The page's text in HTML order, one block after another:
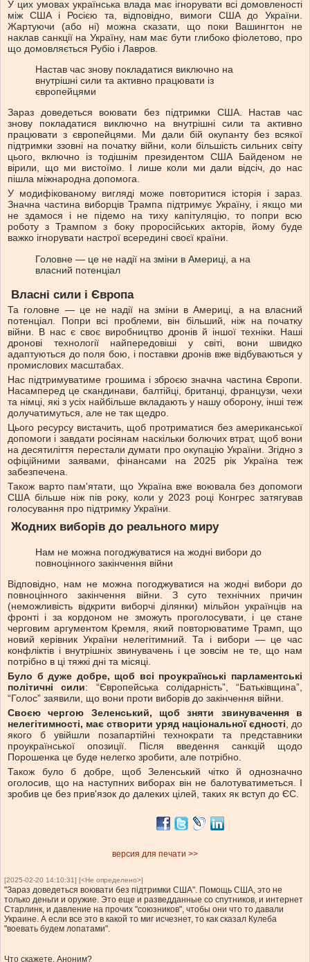
У цих умовах українська влада має ігнорувати всі домовленості
між США і Росією та, відповідно, вимоги США до України.
Жартуючи (або ні) можна сказати, що поки Вашингтон не
наклав санкції на Україну, нам має бути глибоко фіолетово, про
що домовляється Рубіо і Лавров.
Настав час знову покладатися виключно на
внутрішні сили та активно працювати із
європейцями
Зараз доведеться воювати без підтримки США. Настав час
знову покладатися виключно на внутрішні сили та активно
працювати з європейцями. Ми дали бій окупанту без всякої
підтримки ззовні на початку війни, коли більшість сильних світу
цього, включно із тодішнім президентом США Байденом не
вірили, що ми вистоїмо. І лише коли ми дали відсіч, до нас
пішла міжнародна допомога.
У модифікованому вигляді може повторитися історія і зараз.
Значна частина виборців Трампа підтримує Україну, і якщо ми
не здамося і не підемо на тиху капітуляцію, то попри всю
роботу з Трампом з боку проросійських акторів, йому буде
важко ігнорувати настрої всередині своєї країни.
Головне — це не надії на зміни в Америці, а на
власний потенціал
Власні сили і Європа
Та головне — це не надії на зміни в Америці, а на власний
потенціал. Попри всі проблеми, він більший, ніж на початку
війни. В нас є своє виробництво дронів й іншої техніки. Наші
дронові технології найпередовіші у світі, вони швидко
адаптуються до поля бою, і поставки дронів вже відбуваються у
промислових масштабах.
Нас підтримуватиме грошима і зброєю значна частина Європи.
Насамперед це скандинави, балтійці, британці, французи, чехи
та німці, які з усіх найбільше вкладають у нашу оборону, інші теж
долучатимуться, але не так щедро.
Цього ресурсу вистачить, щоб протриматися без американської
допомоги і завдати росіянам наскільки болючих втрат, щоб вони
на десятиліття перестали думати про окупацію України. Згідно з
офіційними заявами, фінансами на 2025 рік Україна теж
забезпечена.
Також варто пам'ятати, що Україна вже воювала без допомоги
США більше ніж пів року, коли у 2023 році Конгрес затягував
голосування про підтримку України.
Жодних виборів до реального миру
Нам не можна погоджуватися на жодні вибори до
повноцінного закінчення війни
Відповідно, нам не можна погоджуватися на жодні вибори до
повноцінного закінчення війни. З суто технічних причин
(неможливість відкрити виборчі ділянки) мільйон українців на
фронті і за кордоном не зможуть проголосувати, і це стане
черговим аргументом Кремля, який повторюватиме Трамп, що
новий керівник України нелегітимний. Та і вибори — це час
конфліктів і внутрішніх звинувачень і це зовсім не те, що нам
потрібно в ці тяжкі дні та місяці.
Було б дуже добре, щоб всі проукраїнські парламентські
політичні сили: “Європейська солідарність”, “Батьківщина”,
“Голос” заявили, що вони проти виборів до закінчення війни.
Своєю чергою Зеленський, щоб зняти звинувачення в
нелегітимності, має створити уряд національної єдності , до
якого б увійшли позапартійні технократи та представники
проукраїнської опозиції. Після введення санкцій щодо
Порошенка це буде нелегко зробити, але потрібно.
Також було б добре, щоб Зеленський чітко й однозначно
оголосив, що на наступних виборах він не балотуватиметься. І
зробив це без прив'язок до далеких цілей, таких як вступ до ЄС.
версия для печати >>
[2025-02-20 14:10:31] [<Не определено>]
"Зараз доведеться воювати без підтримки США". Помощь США, это не
только деньги и оружие. Это еще и разведданные со спутников, и интернет
Старлинк, и давление на прочих "союзников", чтобы они что то давали
Украине. А если все это в какой то миг исчезнет, то как сказал Кулеба
"воевать будем лопатами".
Что скажете, Аноним?